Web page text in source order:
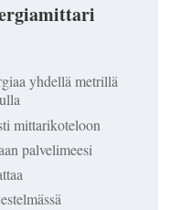
yhdellä metrillä
mittarikoteloon
palvelimeesi